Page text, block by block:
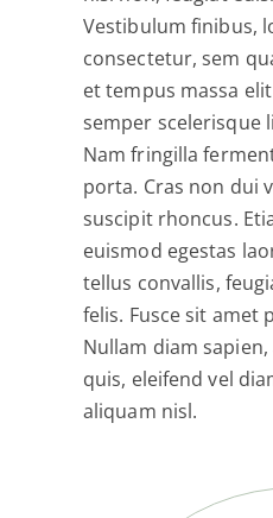
Vestibulum finibus,
consectetur, sem
et tempus massa
semper scelerisque
Nam fringilla
porta. Cras non dui
suscipit rhoncus.
euismod egestas
tellus convallis,
felis. Fusce sit amet
Nullam diam
quis, eleifend vel
aliquam nisl.